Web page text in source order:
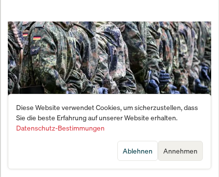
Vernichtungsschlag gegen den Fachkräftemangel:
Bundeswehr meldet Bewerber-Beben
Diese Website verwendet Cookies, um sicherzustellen, dass
Sie die beste Erfahrung auf unserer Website erhalten.
Datenschutz-Bestimmungen
Annehmen
Ablehnen